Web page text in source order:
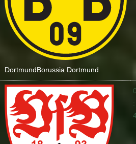
DortmundBorussia Dortmund
: